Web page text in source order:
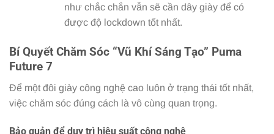
như chắc chắn vẫn sẽ cần dây giày để có
được độ lockdown tốt nhất.
Bí Quyết Chăm Sóc “Vũ Khí Sáng Tạo” Puma
Future 7
Để một đôi giày công nghệ cao luôn ở trạng thái tốt nhất,
việc chăm sóc đúng cách là vô cùng quan trọng.
Bảo quản để duy trì hiệu suất công nghệ